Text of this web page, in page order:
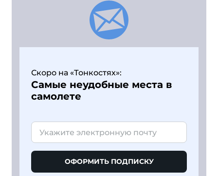
Скоро на «Тонкостях»:
Самые неудобные места в
самолете
ОФОРМИТЬ ПОДПИСКУ